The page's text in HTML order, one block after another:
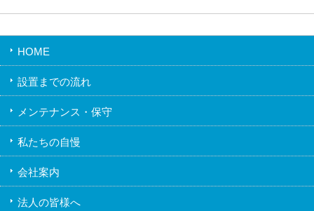
HOME
設置までの流れ
メンテナンス・保守
私たちの自慢
会社案内
法人の皆様へ